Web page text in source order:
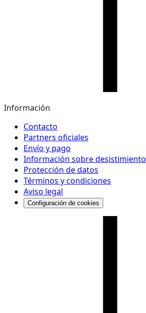
Información
Contacto
Partners oficiales
Envío y pago
Información sobre desistimiento
Protección de datos
Términos y condiciones
Aviso legal
Configuración de cookies